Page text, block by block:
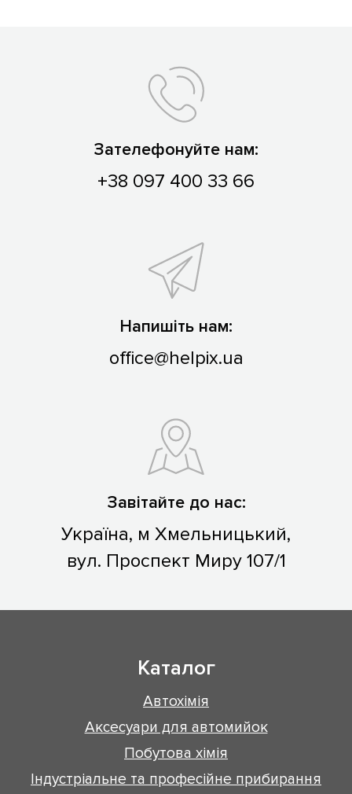
Зателефонуйте нам:
+38 097 400 33 66
Напишіть нам:
office@helpix.ua
Завітайте до нас:
Україна, м Хмельницький,
вул. Проспект Миру 107/1
Каталог
Автохімія
Аксесуари для автомийок
Побутова хімія
Індустріальне та професійне прибирання